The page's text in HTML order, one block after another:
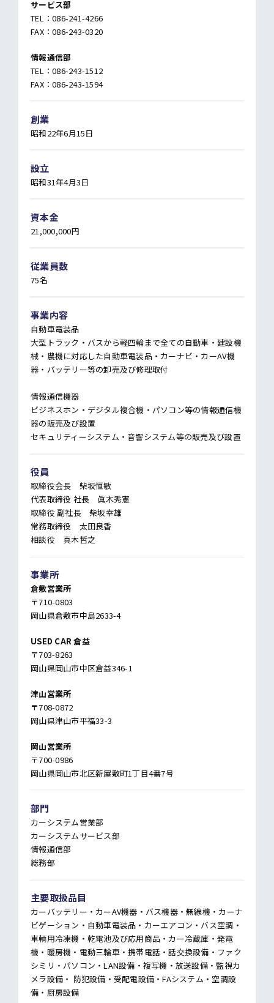
サービス部
TEL：086-241-4266
FAX：086-243-0320
情報通信部
TEL：086-243-1512
FAX：086-243-1594
創業
昭和22年6月15日
設立
昭和31年4月3日
資本金
21,000,000円
従業員数
75名
事業内容
自動車電装品
大型トラック・バスから軽四輪まで全ての自動車・建設機
械・農機に対応した自動車電装品・カーナビ・カーAV機
器・バッテリー等の卸売及び修理取付
情報通信機器
ビジネスホン・デジタル複合機・パソコン等の情報通信機
器の販売及び設置
セキュリティーシステム・音響システム等の販売及び設置
役員
取締役会長 柴坂恒敏
代表取締役 社長 眞木秀憲
取締役 副社長 柴坂幸雄
常務取締役 太田良香
相談役 真木哲之
事業所
倉敷営業所
〒710-0803
岡山県倉敷市中島2633-4
USED CAR 倉益
〒703-8263
岡山県岡山市中区倉益346-1
津山営業所
〒708-0872
岡山県津山市平福33-3
岡山営業所
〒700-0986
岡山県岡山市北区新屋敷町1丁目4番7号
部門
カーシステム営業部
カーシステムサービス部
情報通信部
総務部
主要取扱品目
カーバッテリー・カーAV機器・バス機器・無線機・カーナ
ビゲーション・自動車電装品・カーエアコン・バス空調・
車輌用冷凍機・乾電池及び応用商品・カー冷蔵庫・発電
機・暖房機・電動三輪車・携帯電話・話交換設備・ファク
シミリ・パソコン・LAN設備・複写機・放送設備・監視カ
メラ設備・ 防犯設備・受配電設備・FAシステム・空調設
備・厨房設備